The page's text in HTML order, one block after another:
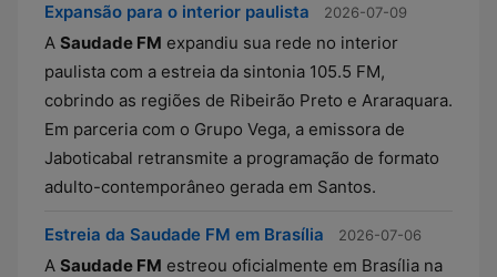
Expansão para o interior paulista 2026-07-09
A Saudade FM expandiu sua rede no interior
paulista com a estreia da sintonia 105.5 FM,
cobrindo as regiões de Ribeirão Preto e Araraquara.
Em parceria com o Grupo Vega, a emissora de
Jaboticabal retransmite a programação de formato
adulto-contemporâneo gerada em Santos.
Estreia da Saudade FM em Brasília 2026-07-06
A Saudade FM estreou oficialmente em Brasília na